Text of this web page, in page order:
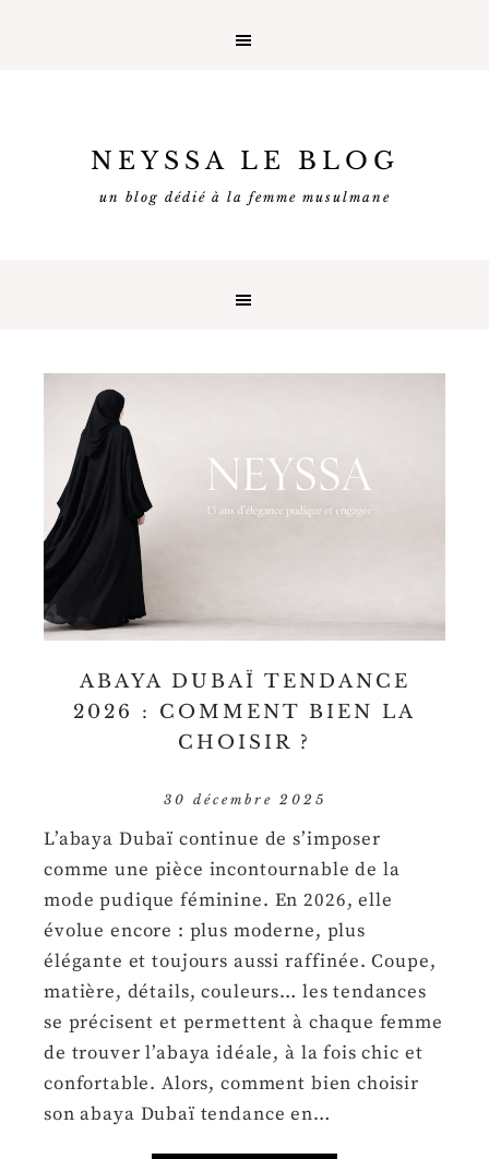
NEYSSA LE BLOG
un blog dédié à la femme musulmane
ABAYA DUBAÏ TENDANCE
2026 : COMMENT BIEN LA
CHOISIR ?
30 décembre 2025
L’abaya Dubaï continue de s’imposer
comme une pièce incontournable de la
mode pudique féminine. En 2026, elle
évolue encore : plus moderne, plus
élégante et toujours aussi raffinée. Coupe,
matière, détails, couleurs… les tendances
se précisent et permettent à chaque femme
de trouver l’abaya idéale, à la fois chic et
confortable. Alors, comment bien choisir
son abaya Dubaï tendance en…